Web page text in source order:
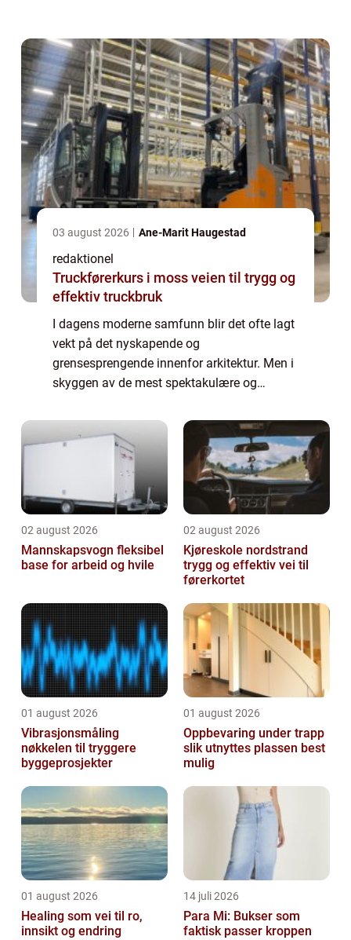
skjønnhet i årh...
03 august 2026 Ane-Marit Haugestad
redaktionel
Truckførerkurs i moss veien til trygg og
effektiv truckbruk
I dagens moderne samfunn blir det ofte lagt
vekt på det nyskapende og
grensesprengende innenfor arkitektur. Men i
skyggen av de mest spektakulære og
arkitektur, en stil som har bevart sin tidløse
skjønnhet i årh...
02 august 2026
Mannskapsvogn fleksibel
base for arbeid og hvile
02 august 2026
Kjøreskole nordstrand
trygg og effektiv vei til
førerkortet
01 august 2026
Vibrasjonsmåling
nøkkelen til tryggere
byggeprosjekter
01 august 2026
Oppbevaring under trapp
slik utnyttes plassen best
mulig
01 august 2026
Healing som vei til ro,
innsikt og endring
14 juli 2026
Para Mi: Bukser som
faktisk passer kroppen